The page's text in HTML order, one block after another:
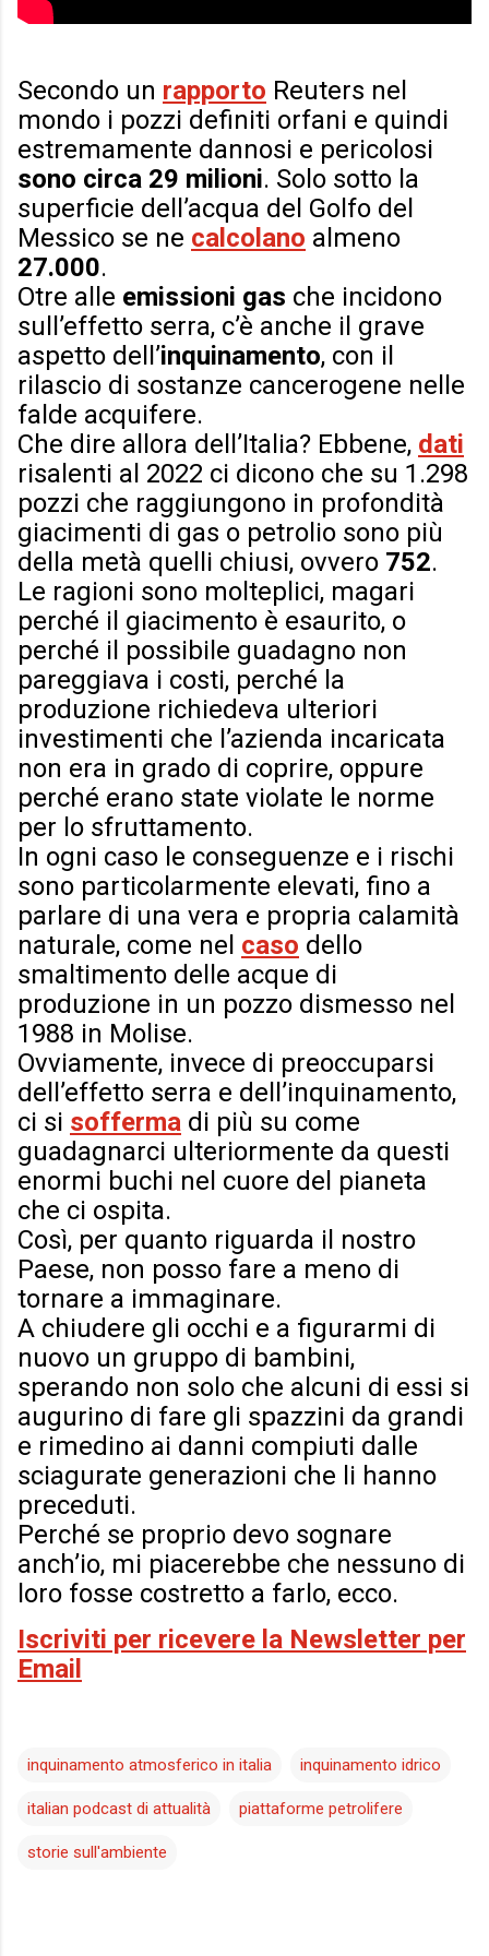
Secondo un rapporto Reuters nel
mondo i pozzi definiti orfani e quindi
estremamente dannosi e pericolosi
sono circa 29 milioni. Solo sotto la
superficie dell’acqua del Golfo del
Messico se ne calcolano almeno
27.000.
Otre alle emissioni gas che incidono
sull’effetto serra, c’è anche il grave
aspetto dell’inquinamento, con il
rilascio di sostanze cancerogene nelle
falde acquifere.
Che dire allora dell’Italia? Ebbene, dati
risalenti al 2022 ci dicono che su 1.298
pozzi che raggiungono in profondità
giacimenti di gas o petrolio sono più
della metà quelli chiusi, ovvero 752.
Le ragioni sono molteplici, magari
perché il giacimento è esaurito, o
perché il possibile guadagno non
pareggiava i costi, perché la
produzione richiedeva ulteriori
investimenti che l’azienda incaricata
non era in grado di coprire, oppure
perché erano state violate le norme
per lo sfruttamento.
In ogni caso le conseguenze e i rischi
sono particolarmente elevati, fino a
parlare di una vera e propria calamità
naturale, come nel caso dello
smaltimento delle acque di
produzione in un pozzo dismesso nel
1988 in Molise.
Ovviamente, invece di preoccuparsi
dell’effetto serra e dell’inquinamento,
ci si sofferma di più su come
guadagnarci ulteriormente da questi
enormi buchi nel cuore del pianeta
che ci ospita.
Così, per quanto riguarda il nostro
Paese, non posso fare a meno di
tornare a immaginare.
A chiudere gli occhi e a figurarmi di
nuovo un gruppo di bambini,
sperando non solo che alcuni di essi si
augurino di fare gli spazzini da grandi
e rimedino ai danni compiuti dalle
sciagurate generazioni che li hanno
preceduti.
Perché se proprio devo sognare
anch’io, mi piacerebbe che nessuno di
loro fosse costretto a farlo, ecco.
Iscriviti per ricevere la Newsletter per
Email
inquinamento atmosferico in italia inquinamento idrico
italian podcast di attualità piattaforme petrolifere
storie sull'ambiente